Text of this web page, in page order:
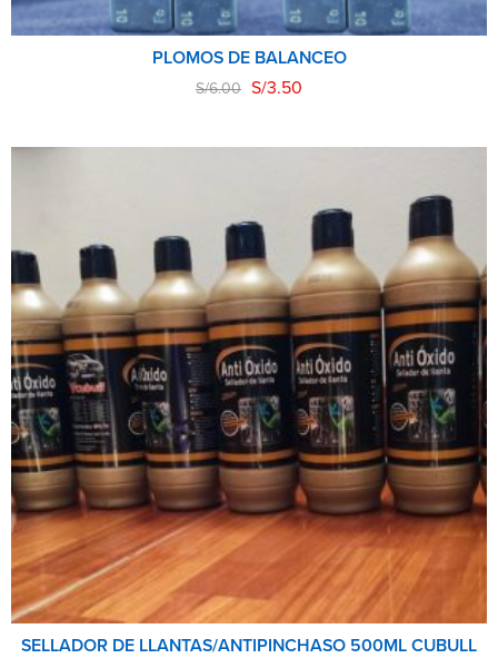
PLOMOS DE BALANCEO
S/6.00 S/3.50
SELLADOR DE LLANTAS/ANTIPINCHASO 500ML CUBULL